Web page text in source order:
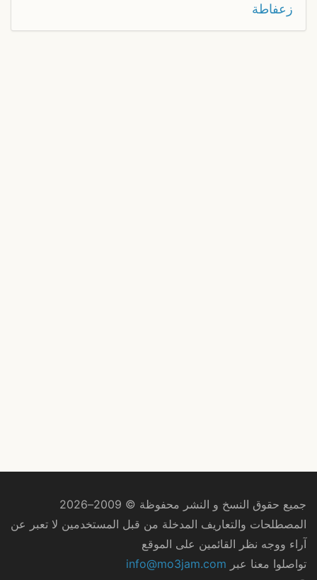
زعفاطة
جميع حقوق النسخ و النشر محفوظة © 2009–2026
المصطلحات والتعاريف المدخلة من قبل المستخدمين لا تعبر عن
آراء ووجه نظر القائمين على الموقع
تواصلوا معنا عبر info@mo3jam.com